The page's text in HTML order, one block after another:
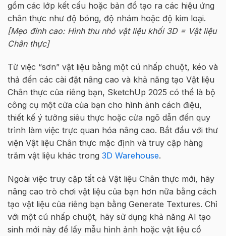
gồm các lớp kết cấu hoặc bản đồ tạo ra các hiệu ứng
chân thực như độ bóng, độ nhám hoặc độ kim loại.
[Mẹo đỉnh cao: Hình thu nhỏ vật liệu khối 3D = Vật liệu
Chân thực]
Từ việc “sơn” vật liệu bằng một cú nhấp chuột, kéo và
thả đến các cài đặt nâng cao và khả năng tạo Vật liệu
Chân thực của riêng bạn, SketchUp 2025 có thể là bộ
công cụ một cửa của bạn cho hình ảnh cách điệu,
thiết kế ý tưởng siêu thực hoặc cửa ngõ dẫn đến quy
trình làm việc trực quan hóa nâng cao. Bắt đầu với thư
viện Vật liệu Chân thực mặc định và truy cập hàng
trăm vật liệu khác trong 3D Warehouse.
Ngoài việc truy cập tất cả Vật liệu Chân thực mới, hãy
nâng cao trò chơi vật liệu của bạn hơn nữa bằng cách
tạo vật liệu của riêng bạn bằng Generate Textures. Chỉ
với một cú nhấp chuột, hãy sử dụng khả năng AI tạo
sinh mới này để lấy mẫu hình ảnh hoặc vật liệu cổ